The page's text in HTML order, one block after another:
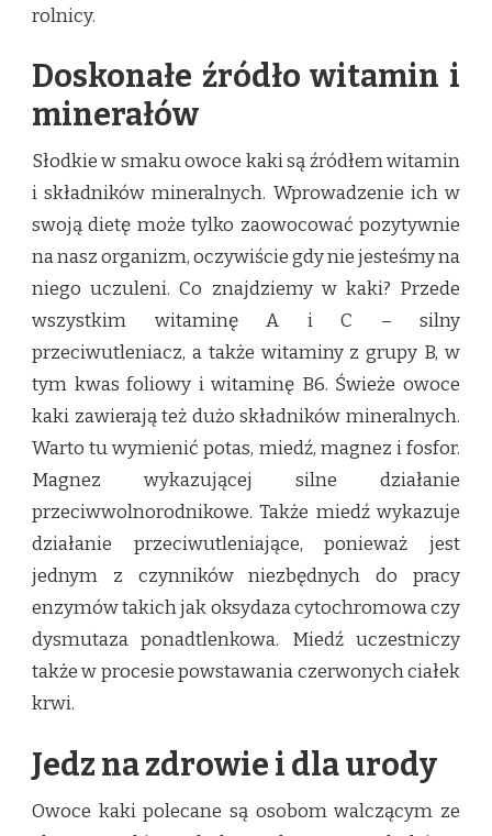
rolnicy.
Doskonałe źródło witamin i
minerałów
Słodkie w smaku owoce kaki są źródłem witamin
i składników mineralnych. Wprowadzenie ich w
swoją dietę może tylko zaowocować pozytywnie
na nasz organizm, oczywiście gdy nie jesteśmy na
niego uczuleni. Co znajdziemy w kaki? Przede
wszystkim witaminę A i C – silny
przeciwutleniacz, a także witaminy z grupy B, w
tym kwas foliowy i witaminę B6. Świeże owoce
kaki zawierają też dużo składników mineralnych.
Warto tu wymienić potas, miedź, magnez i fosfor.
Magnez wykazującej silne działanie
przeciwwolnorodnikowe. Także miedź wykazuje
działanie przeciwutleniające, ponieważ jest
jednym z czynników niezbędnych do pracy
enzymów takich jak oksydaza cytochromowa czy
dysmutaza ponadtlenkowa. Miedź uczestniczy
także w procesie powstawania czerwonych ciałek
krwi.
Jedz na zdrowie i dla urody
Owoce kaki polecane są osobom walczącym ze